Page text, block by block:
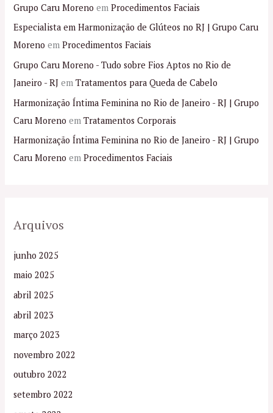
Grupo Caru Moreno emProcedimentos Faciais
Especialista em Harmonização de Glúteos no RJ | Grupo Caru
Moreno emProcedimentos Faciais
Grupo Caru Moreno - Tudo sobre Fios Aptos no Rio de
Janeiro - RJ emTratamentos para Queda de Cabelo
Harmonização Íntima Feminina no Rio de Janeiro - RJ | Grupo
Caru Moreno emTratamentos Corporais
Harmonização Íntima Feminina no Rio de Janeiro - RJ | Grupo
Caru Moreno emProcedimentos Faciais
Arquivos
junho 2025
maio 2025
abril 2025
abril 2023
março 2023
novembro 2022
outubro 2022
setembro 2022